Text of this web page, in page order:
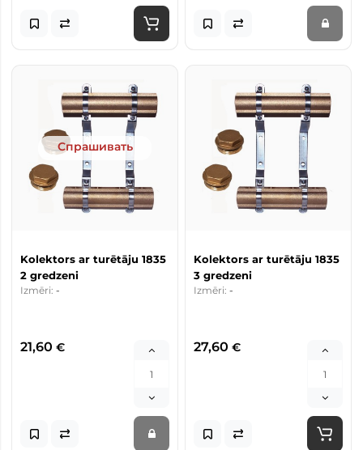
Спрашивать
Kolektors ar turētāju 1835
2 gredzeni
Izmēri: -
21,60 €
Kolektors ar turētāju 1835
3 gredzeni
Izmēri: -
27,60 €